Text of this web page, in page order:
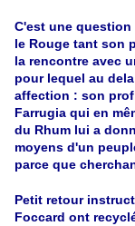
C'est une question
le Rouge tant son
la rencontre avec
pour lequel au
affection : son
Farrugia qui en
du Rhum lui a
moyens d'un
parce que
Petit retour
Foccard ont